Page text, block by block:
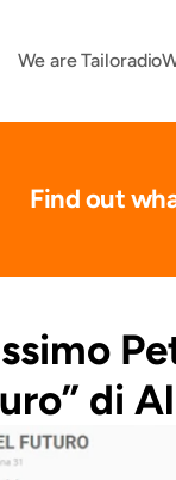
We are Tailoradio
Find out
di